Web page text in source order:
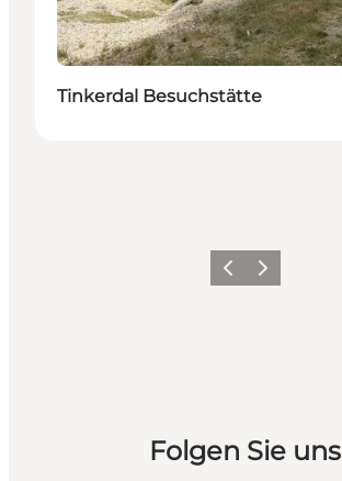
Tinkerdal Besuchstätte
ZurückWeiter
Folgen Sie uns